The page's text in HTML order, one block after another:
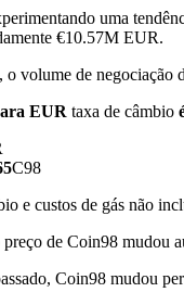
M
uma
€10.57M EUR.
o volume de
EUR taxa de câmbio
C98
e custos de gás não
de Coin98 mudou
Coin98 mudou